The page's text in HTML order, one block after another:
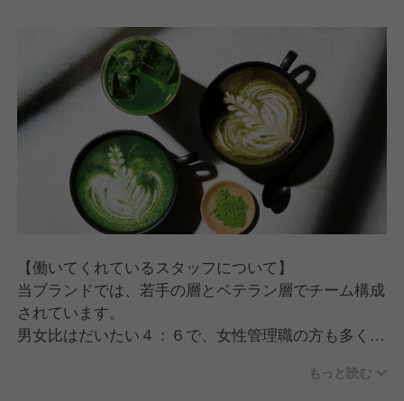
け継ぎつぎながら新しい解釈も取り入れた健康的なフ
ードメニューを提供しています。
これからも気軽にお茶や食事を"Well-Being"にチャー
ジできる場所として、そしてみんなが集まるコミュニ
ティの場として愛されるお店づくりを目指してまいり
そこで現在は戦力強化・事業拡大のために新しい仲間
の採用に注力中です！
【働いてくれているスタッフについて】
当ブランドでは、若手の層とベテラン層でチーム構成
されています。
男女比はだいたい４：６で、女性管理職の方も多く活
経験としては業態に合わせてカフェ出身の方が多いで
もっと読む